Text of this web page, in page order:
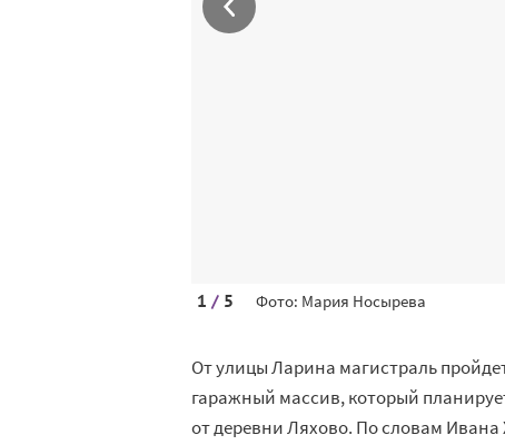
1 / 5 Фото: Мария Носырева
От улицы Ларина магистраль
гаражный массив, который
от деревни Ляхово. По словам